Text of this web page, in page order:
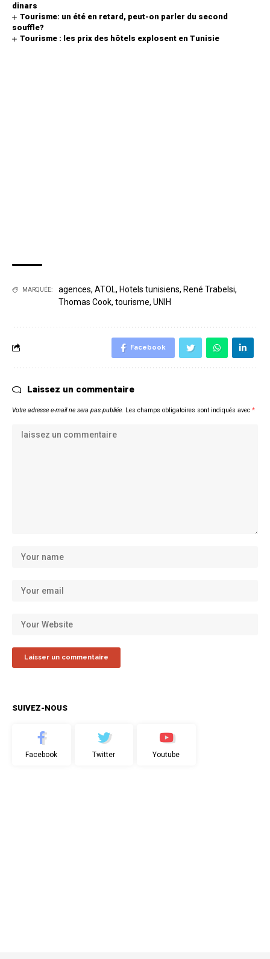
dinars
Tourisme: un été en retard, peut-on parler du second
souffle?
Tourisme : les prix des hôtels explosent en Tunisie
MARQUÉE: agences, ATOL, Hotels tunisiens, René Trabelsi,
Thomas Cook, tourisme, UNIH
Facebook
Laissez un commentaire
Votre adresse e-mail ne sera pas publiée. Les champs obligatoires sont indiqués avec *
SUIVEZ-NOUS
Facebook Twitter Youtube